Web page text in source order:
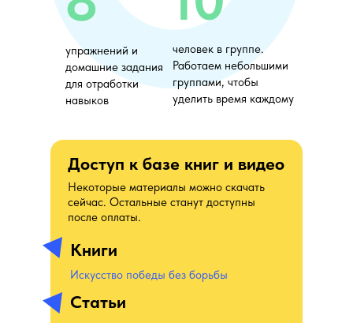
упражнений и
домашние задания
для отработки
навыков
человек в группе.
Работаем небольшими
группами, чтобы
уделить время каждому
Доступ к базе книг и видео
Некоторые материалы можно скачать
сейчас. Остальные станут доступны
после оплаты.
Искусство победы без борьбы
Книги
Статьи